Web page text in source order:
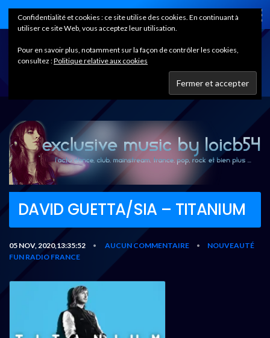
Home
DAVID GUETTA/SIA – TITANIUM
05 NOV, 2020,13:35:52 • AUCUN COMMENTAIRE •
NOUVEAUTÉ
FUN RADIO FRANCE
Confidentialité et cookies : ce site utilise des cookies. En continuant à
utiliser ce site Web, vous acceptez leur utilisation.
Pour en savoir plus, notamment sur la façon de contrôler les cookies,
consultez :Politique relative aux cookies